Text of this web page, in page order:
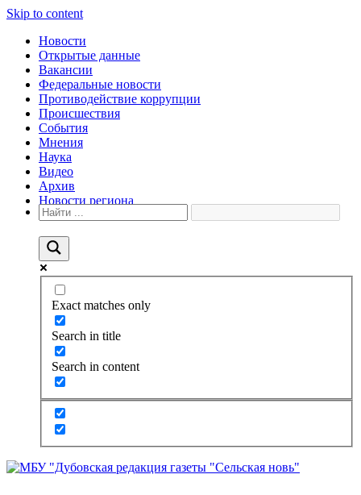
Skip to content
Новости
Открытые данные
Вакансии
Федеральные новости
Противодействие коррупции
Происшествия
События
Мнения
Наука
Видео
Архив
Новости региона
Exact matches only
Search in title
Search in content